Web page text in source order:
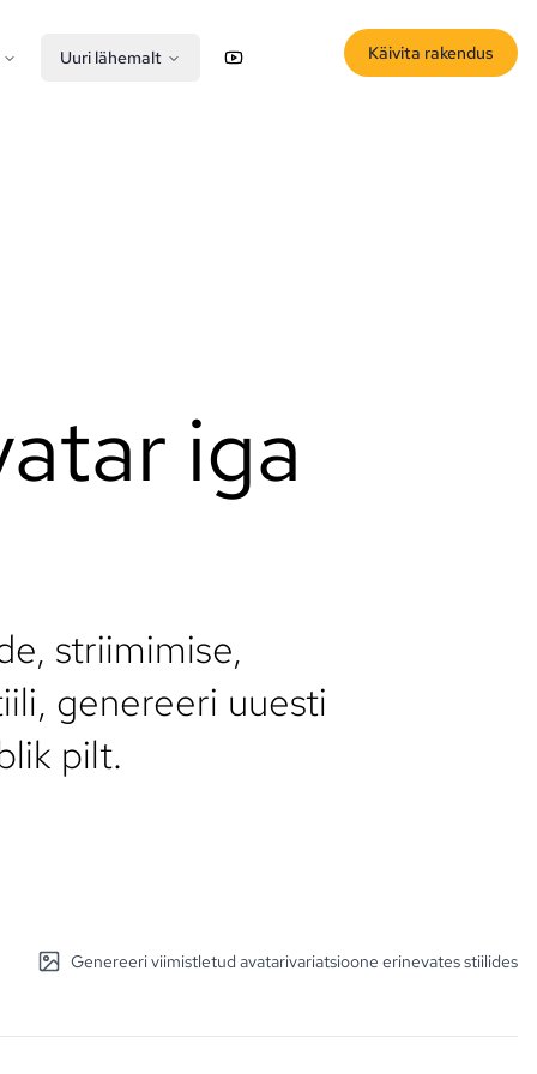
Uuri lähemalt YouTube X (Twitter)
Käivita rakendus
iga
striimimise,
genereeri uuesti
pilt.
Genereeri viimistletud avatarivariatsioone erinevates stiilides